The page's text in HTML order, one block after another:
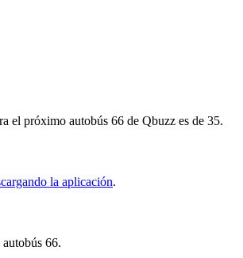
el próximo autobús 66 de Qbuzz es de 35.
la aplicación.
66.